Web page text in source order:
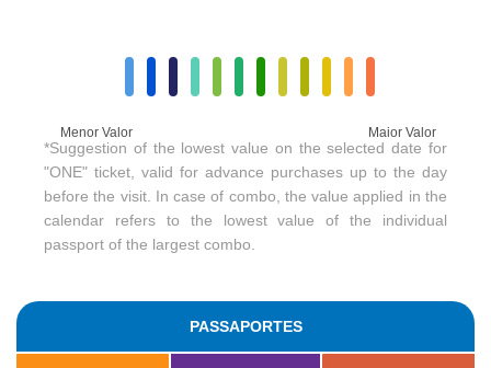
Menor Valor Maior Valor
*Suggestion of the lowest value on the selected date for
"ONE" ticket, valid for advance purchases up to the day
before the visit. In case of combo, the value applied in the
calendar refers to the lowest value of the individual
passport of the largest combo.
PASSAPORTES